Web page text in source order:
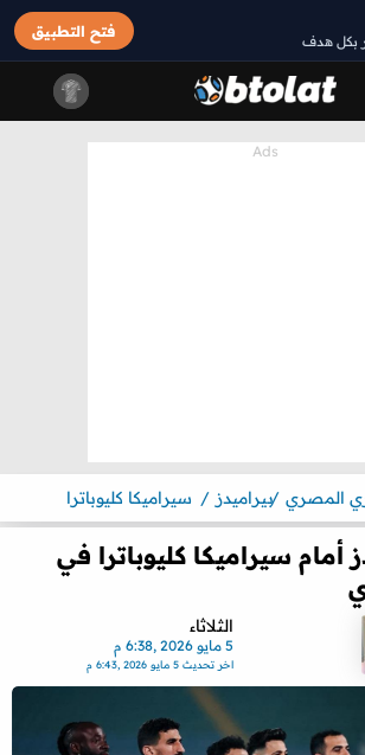
بكل هدف
فتح التطبيق
المصري بيراميدز سيراميكا كليوباترا
أمام سيراميكا كليوباترا في
الثلاثاء
5 مايو 2026 ,6:38 م
اخر تحديث5 مايو 2026 ,6:43 م